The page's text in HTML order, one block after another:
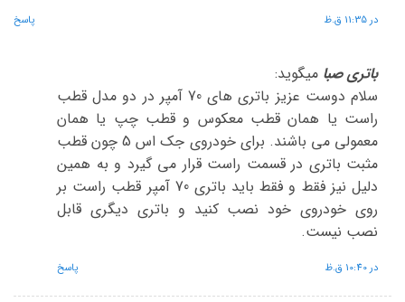
در 11:35 ق.ظ پاسخ
باتری صبا میگوید:
سلام دوست عزیز باتری های 70 آمپر در دو مدل قطب
راست یا همان قطب معکوس و قطب چپ یا همان
معمولی می باشند. برای خودروی جک اس 5 چون قطب
مثبت باتری در قسمت راست قرار می گیرد و به همین
دلیل نیز فقط و فقط باید باتری 70 آمپر قطب راست بر
روی خودروی خود نصب کنید و باتری دیگری قابل
نصب نیست.
در 10:40 ق.ظ پاسخ